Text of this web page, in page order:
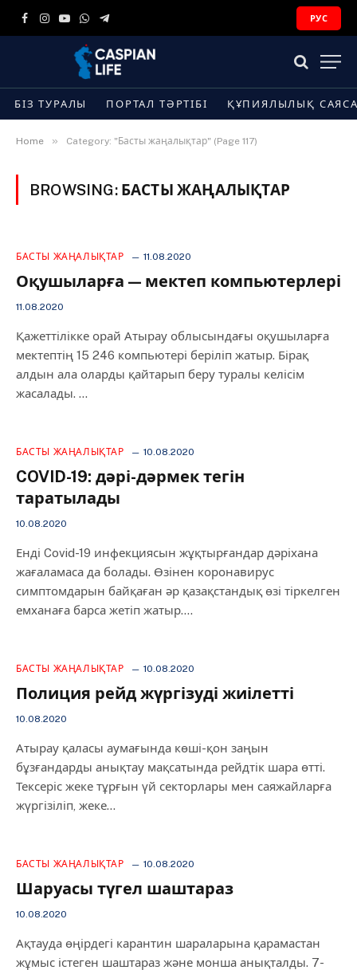
Facebook
Instagram
YouTube
WhatsApp
Telegram
РУС
БІЗ ТУРАЛЫ ПОРТАЛ ТӘРТІБІ ҚҰПИЯЛЫЛЫҚ
Home » Category: "Басты жаңалықтар" (Page 117)
BROWSING: БАСТЫ ЖАҢАЛЫҚТАР
БАСТЫ ЖАҢАЛЫҚТАР 11.08.2020
Оқушыларға — мектеп компьютерлері
11.08.2020
Қажеттілікке орай Атырау облысындағы оқушыларға
мектептің 15 246 компьютері беріліп жатыр. Бірақ
алдын ала оларды қайтарып беру туралы келісім
жасалады. …
БАСТЫ ЖАҢАЛЫҚТАР 10.08.2020
COVID-19: дәрі-дәрмек тегін
таратылады
10.08.2020
Енді Covid-19 инфекциясын жұқтырғандар дәріхана
жағаламаса да болады. Өзінен коронавирус
симптомдарын байқаған әр қазақстандық өзі тіркелген
емханаға барса жетіп жатыр.…
БАСТЫ ЖАҢАЛЫҚТАР 10.08.2020
Полиция рейд жүргізуді жиілетті
10.08.2020
Атырау қаласы аумағында көші-қон заңын
бұзғандарды анықтау мақсатында рейдтік шара өтті.
Тексеріс жеке тұрғын үй секторлары мен саяжайларға
жүргізіліп, жеке…
БАСТЫ ЖАҢАЛЫҚТАР 10.08.2020
Шаруасы түгел шаштараз
10.08.2020
Ақтауда өңірдегі карантин шараларына қарамастан
жұмыс істеген шаштараз және монша анықталды. 7-